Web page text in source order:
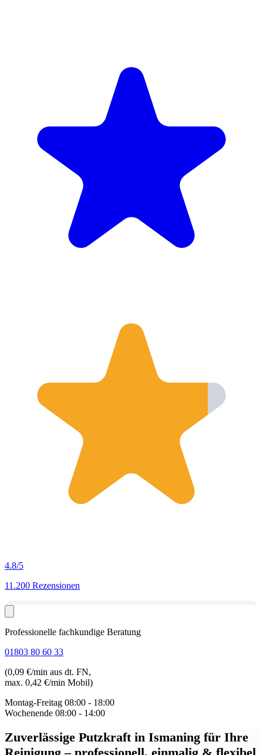
4.8/5
11.200 Rezensionen
Professionelle fachkundige Beratung
01803 80 60 33
(0,09 €/min aus dt. FN,
max. 0,42 €/min Mobil)
Montag-Freitag 08:00 - 18:00
Wochenende 08:00 - 14:00
Zuverlässige Putzkraft in Ismaning für Ihre